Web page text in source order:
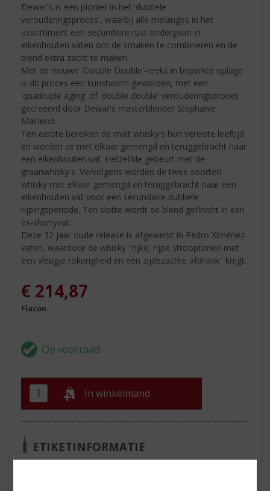
Dewar's is een pionier in het 'dubbele
verouderingsproces', waarbij alle melanges in het
assortiment een secundaire rust ondergaan in
eikenhouten vaten om de smaken te combineren en de
blend extra zacht te maken.
Met de nieuwe 'Double Double'-reeks in beperkte oplage
is dit proces een kunstvorm geworden, met een
'quadruple aging' of 'double double' verouderingsproces
gecreëerd door Dewar's masterblender Stephanie
Macleod.
Ten eerste bereiken de malt whisky's hun vereiste leeftijd
en worden ze met elkaar gemengd en teruggebracht naar
een eikenhouten vat. Hetzelfde gebeurt met de
graanwhisky's. Vervolgens worden de twee soorten
whisky met elkaar gemengd en teruggebracht naar een
eikenhouten vat voor een secundaire dubbele
rijpingsperiode. Ten slotte wordt de blend gefinisht in een
ex-sherryvat.
Deze 32 jaar oude release is afgewerkt in Pedro Ximénez-
vaten, waardoor de whisky "rijke, rijpe strooptonen met
een vleugje rokerigheid en een zijdezachte afdronk" krijgt.
€ 214,87
Flacon
In winkelmand
ETIKETINFORMATIE